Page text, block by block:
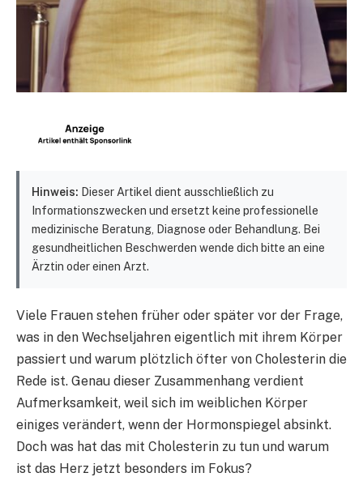
Hinweis: Dieser Artikel dient ausschließlich zu
Informationszwecken und ersetzt keine professionelle
medizinische Beratung, Diagnose oder Behandlung. Bei
gesundheitlichen Beschwerden wende dich bitte an eine
Ärztin oder einen Arzt.
Viele Frauen stehen früher oder später vor der Frage,
was in den Wechseljahren eigentlich mit ihrem Körper
passiert und warum plötzlich öfter von Cholesterin die
Rede ist. Genau dieser Zusammenhang verdient
Aufmerksamkeit, weil sich im weiblichen Körper
einiges verändert, wenn der Hormonspiegel absinkt.
Doch was hat das mit Cholesterin zu tun und warum
ist das Herz jetzt besonders im Fokus?​